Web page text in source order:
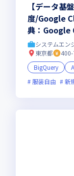
【データ基
度/Google
典：Google
2h/月）
システムエン
東京都
BigQuery
服装自由
新